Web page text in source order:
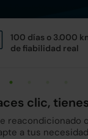
100 días o 3.000
de fiabilidad real
clic,
reacondicionado
a tus